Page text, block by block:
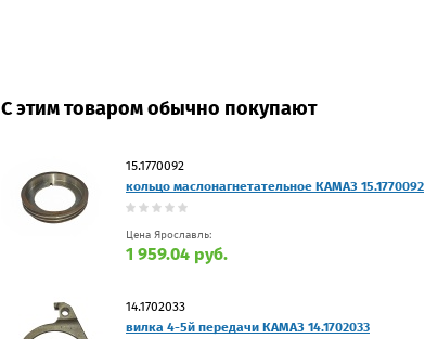
С этим товаром обычно покупают
15.1770092
кольцо маслонагнетательное КАМАЗ 15.1770092
Цена Ярославль:
1 959.04 руб.
14.1702033
вилка 4-5й передачи КАМАЗ 14.1702033